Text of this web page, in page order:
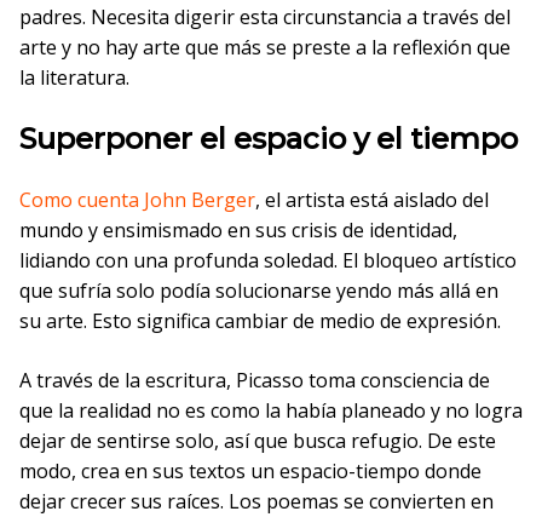
padres. Necesita digerir esta circunstancia a través del
arte y no hay arte que más se preste a la reflexión que
la literatura.
Superponer el espacio y el tiempo
Como cuenta John Berger, el artista está aislado del
mundo y ensimismado en sus crisis de identidad,
lidiando con una profunda soledad. El bloqueo artístico
que sufría solo podía solucionarse yendo más allá en
su arte. Esto significa cambiar de medio de expresión.
A través de la escritura, Picasso toma consciencia de
que la realidad no es como la había planeado y no logra
dejar de sentirse solo, así que busca refugio. De este
modo, crea en sus textos un espacio-tiempo donde
dejar crecer sus raíces. Los poemas se convierten en